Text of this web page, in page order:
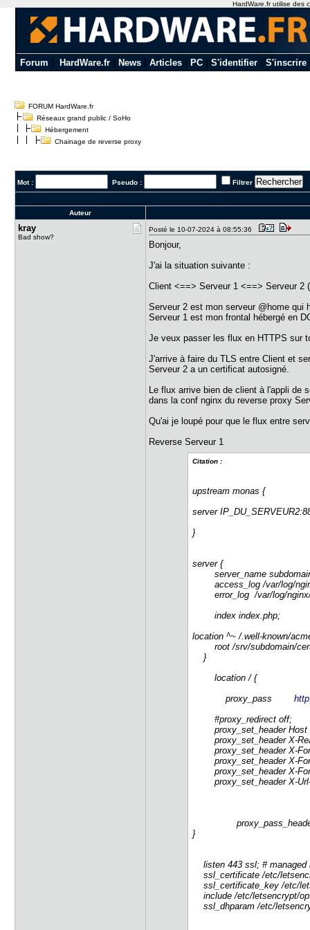
Forum HardWare.fr| News| Articles| PC| S'identifier| S'inscrire
FORUM HardWare.fr
Réseaux grand public / SoHo
Hébergement
Chainage de reverse proxy
Mot : Pseudo : Filtrer
Auteur
kray
Bad show?
Posté le 10-07-2024 à 08:55:36
Bonjour,
J'ai la situation suivante :
Client <==> Serveur 1 <==> Serveur 2
Serveur 2 est mon serveur @home
Serveur 1 est mon frontal hébergé en
Je veux passer les flux en HTTPS sur
J'arrive à faire du TLS entre Client et
Serveur 2 a un certificat autosigné.
Le flux arrive bien de client à l'appli de
dans la conf nginx du reverse proxy
Qu'ai je loupé pour que le flux entre
Reverse Serveur 1
Citation :
upstream monas {
server
}
server {
server_name
access_log /var/log/
error_log /var/log/nginx/
index index.php;
location ^~ /.well-known/
root /srv/subdomain/
}
location / {
proxy_pass
#proxy_redirect off;
proxy_set_header Host
proxy_set_header X-
proxy_set_header X-
proxy_set_header X-
proxy_set_header X-
proxy_set_header X-Url-
proxy_pass_header
}
listen 443 ssl; # managed
ssl_certificate /etc/
ssl_certificate_key /etc/
include /etc/letsencrypt/
ssl_dhparam /etc/
HardWare.fr utilise des